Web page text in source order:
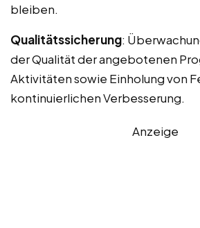
bleiben.
Qualitätssicherung:
der Qualität der angebotenen
Aktivitäten sowie Einholung von
kontinuierlichen Verbesserung.
Anzeige